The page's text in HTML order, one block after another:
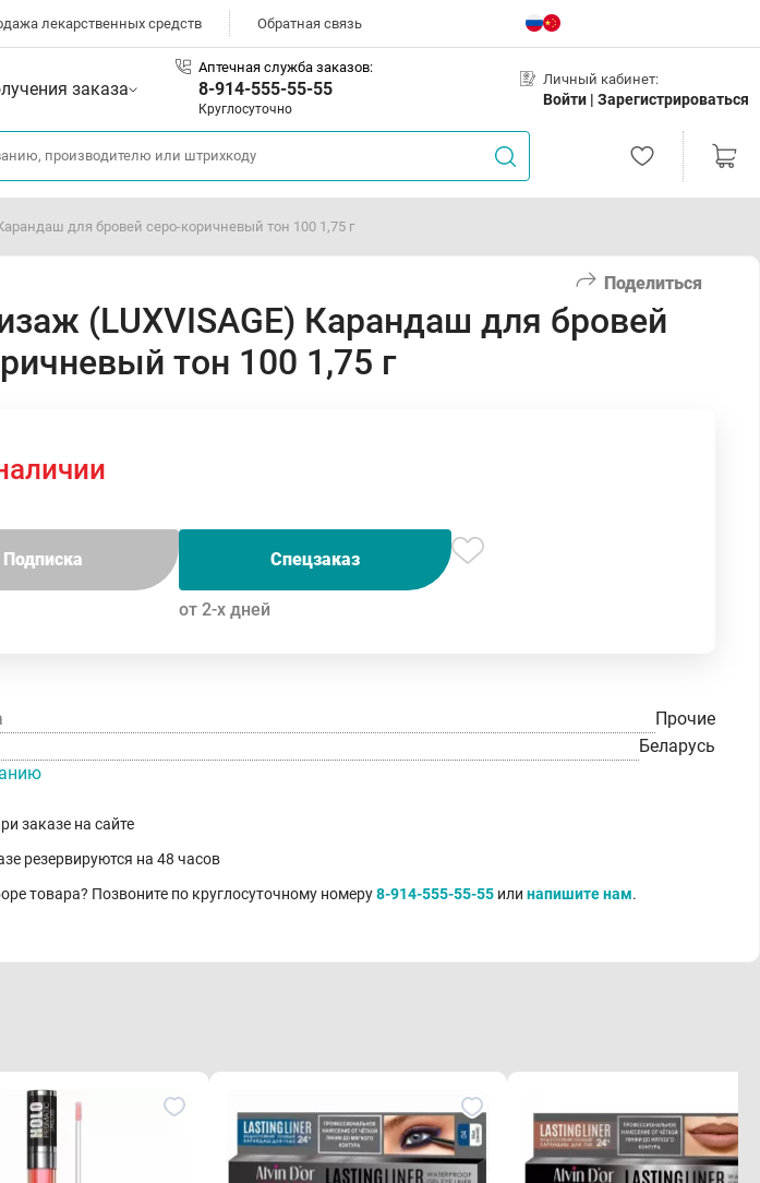
лекарственных средств Обратная связь
заказа
Аптечная служба заказов:
8-914-555-55-55
Круглосуточно
Личный кабинет:
Войти | Зарегистрироваться
для бровей серо-коричневый тон 100 1,75 г
Поделиться
(LUXVISAGE) Карандаш для бровей
тон 100 1,75 г
Подписка Спецзаказ
от 2-х дней
Прочие
Беларусь
заказе на сайте
резервируются на 48 часов
товара? Позвоните по круглосуточному номеру8-914-555-55-55 или напишите нам.